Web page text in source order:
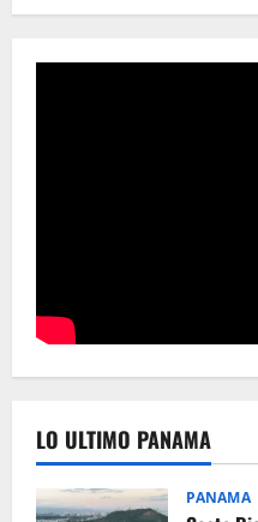
LO ULTIMO PANAMA
PANAMA